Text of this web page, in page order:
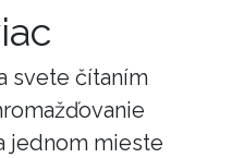
svete čítaním
jednom mieste